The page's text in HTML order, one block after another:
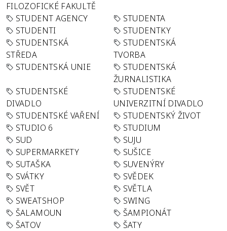
FILOZOFICKÉ FAKULTĚ
STUDENT AGENCY
STUDENTA
STUDENTI
STUDENTKY
STUDENTSKÁ
STŘEDA
STUDENTSKÁ
TVORBA
STUDENTSKÁ UNIE
STUDENTSKÁ
ŽURNALISTIKA
STUDENTSKÉ
DIVADLO
STUDENTSKÉ
UNIVERZITNÍ DIVADLO
STUDENTSKÉ VAŘENÍ
STUDENTSKÝ ŽIVOT
STUDIO 6
STUDIUM
SUD
SUJU
SUPERMARKETY
SUŠICE
SUTAŠKA
SUVENÝRY
SVÁTKY
SVĚDEK
SVĚT
SVĚTLA
SWEATSHOP
SWING
ŠALAMOUN
ŠAMPIONÁT
ŠATOV
ŠATY